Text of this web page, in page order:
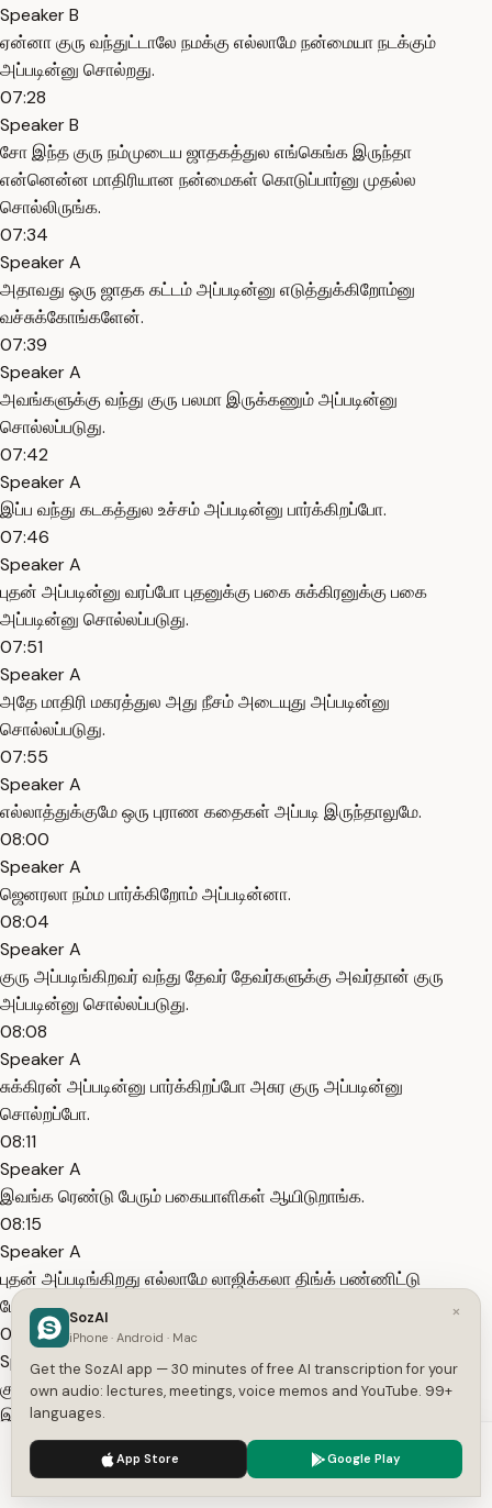
Speaker B
ஏன்னா குரு வந்துட்டாலே நமக்கு எல்லாமே நன்மையா நடக்கும்
அப்படின்னு சொல்றது.
07:28
Speaker B
சோ இந்த குரு நம்முடைய ஜாதகத்துல எங்கெங்க இருந்தா
என்னென்ன மாதிரியான நன்மைகள் கொடுப்பார்னு முதல்ல
சொல்லிருங்க.
07:34
Speaker A
அதாவது ஒரு ஜாதக கட்டம் அப்படின்னு எடுத்துக்கிறோம்னு
வச்சுக்கோங்களேன்.
07:39
Speaker A
அவங்களுக்கு வந்து குரு பலமா இருக்கணும் அப்படின்னு
சொல்லப்படுது.
07:42
Speaker A
இப்ப வந்து கடகத்துல உச்சம் அப்படின்னு பார்க்கிறப்போ.
07:46
Speaker A
புதன் அப்படின்னு வரப்போ புதனுக்கு பகை சுக்கிரனுக்கு பகை
அப்படின்னு சொல்லப்படுது.
07:51
Speaker A
அதே மாதிரி மகரத்துல அது நீசம் அடையுது அப்படின்னு
சொல்லப்படுது.
07:55
Speaker A
எல்லாத்துக்குமே ஒரு புராண கதைகள் அப்படி இருந்தாலுமே.
08:00
Speaker A
ஜெனரலா நம்ம பார்க்கிறோம் அப்படின்னா.
08:04
Speaker A
குரு அப்படிங்கிறவர் வந்து தேவர் தேவர்களுக்கு அவர்தான் குரு
அப்படின்னு சொல்லப்படுது.
08:08
Speaker A
சுக்கிரன் அப்படின்னு பார்க்கிறப்போ அசுர குரு அப்படின்னு
சொல்றப்போ.
08:11
Speaker A
இவங்க ரெண்டு பேரும் பகையாளிகள் ஆயிடுறாங்க.
08:15
Speaker A
புதன் அப்படிங்கிறது எல்லாமே லாஜிக்கலா திங்க் பண்ணிட்டு
போகக்கூடிய ஒரு அமைப்புல இருக்கிறப்போ.
08:20
Speaker A
குரு வந்து ஞான ஞானத்தை குறிக்கக்கூடிய ஒரு விஷயமா
இருக்கிறப்போ.
08:24
Speaker A
இவர் எல்லாமே வந்து பிலாசபிக்கலா பார்க்கக்கூடியவர் குரு.
We use cookies to enhance your experience.
×
SozAI
iPhone · Android · Mac
Get the SozAI app — 30 minutes of free AI transcription for your
own audio: lectures, meetings, voice memos and YouTube. 99+
languages.
App Store Google Play